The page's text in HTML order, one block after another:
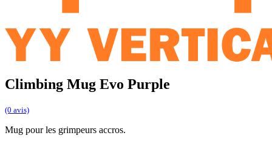
Climbing Mug Evo Purple
(0 avis)
Mug pour les grimpeurs accros.